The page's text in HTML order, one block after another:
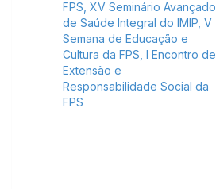
FPS, XV Seminário Avançado
de Saúde Integral do IMIP, V
Semana de Educação e
Cultura da FPS, I Encontro de
Extensão e
Responsabilidade Social da
FPS